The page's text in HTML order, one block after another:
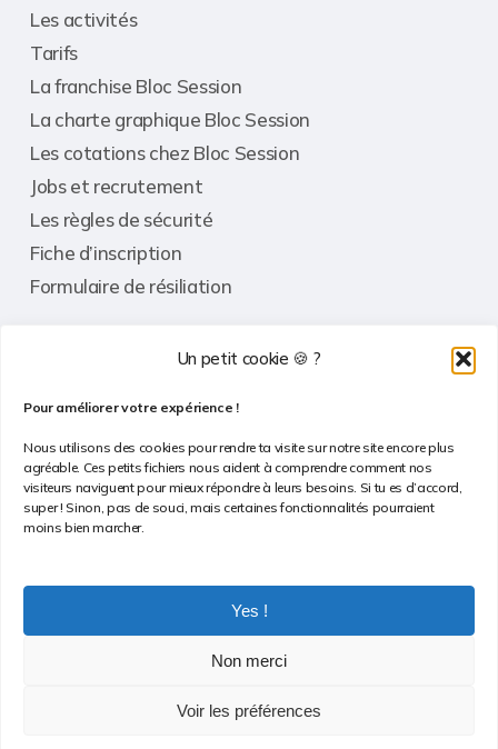
Un petit cookie 🍪 ?
Pour améliorer votre expérience !
Nous utilisons des cookies pour rendre ta visite sur notre site encore plus
agréable. Ces petits fichiers nous aident à comprendre comment nos
visiteurs naviguent pour mieux répondre à leurs besoins. Si tu es d’accord,
super ! Sinon, pas de souci, mais certaines fonctionnalités pourraient
moins bien marcher.
Yes !
Non merci
Voir les préférences
Les activités
Tarifs
La franchise Bloc Session
La charte graphique Bloc Session
Les cotations chez Bloc Session
Jobs et recrutement
Les règles de sécurité
Fiche d’inscription
Formulaire de résiliation
Contact
FAQ
Conditions Générales de Vente
Politique de cookies